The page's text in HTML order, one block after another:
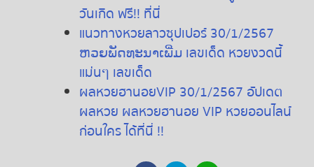
วันเกิด ฟรี!! ที่นี่
แนวทางหวยลาวซุปเปอร์ 30/1/2567
ຫວຍພັດທະນາເພີ່ມ เลขเด็ด หวยงวดนี้
แม่นๆ เลขเด็ด
ผลหวยฮานอยVIP 30/1/2567 อัปเดต
ผลหวย ผลหวยฮานอย VIP หวยออนไลน์
ก่อนใคร ได้ที่นี่ !!